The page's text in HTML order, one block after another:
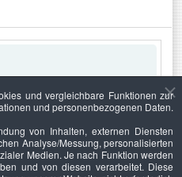
und vergleichbare Funktionen zur
und personenbezogenen Daten.
von Inhalten, externen Diensten
Analyse/Messung, personalisierten
Medien. Je nach Funktion werden
und von diesen verarbeitet. Diese